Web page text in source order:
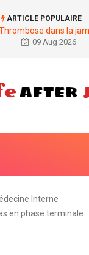
ARTICLE POPULAIRE
dans la
09 Aug 2026
Interne
en phase terminale